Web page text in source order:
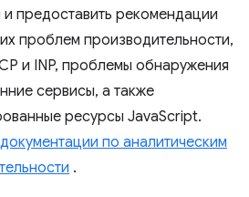
предоставить рекомендации
проблем производительности,
и INP, проблемы обнаружения
сервисы, а также
ресурсы JavaScript.
по аналитическим
.